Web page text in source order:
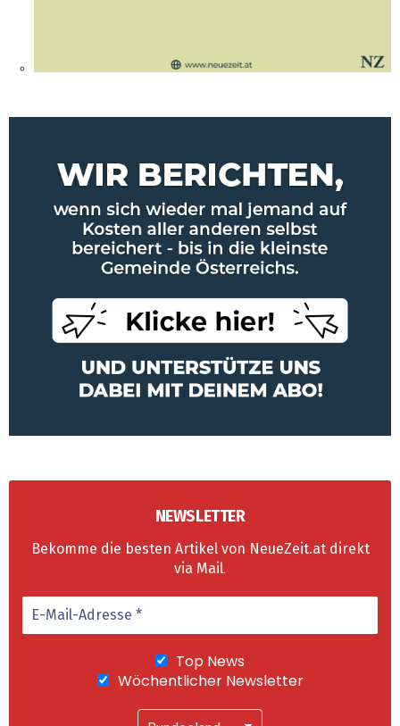
NEWSLETTER
Bekomme die besten Artikel von NeueZeit.at direkt
via Mail.
Top News
Wöchentlicher Newsletter